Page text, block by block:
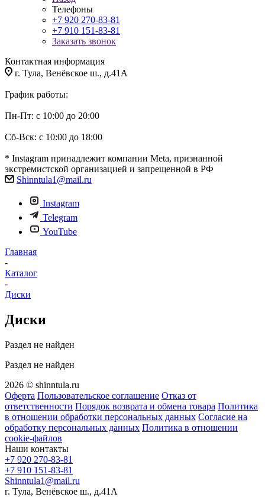
Телефоны
+7 920 270-83-81
+7 910 151-83-81
Заказать звонок
Контактная информация
г. Тула, Венёвское ш., д.41А
График работы:
Пн-Пт: с 10:00 до 20:00
Сб-Вск: с 10:00 до 18:00
* Instagram принадлежит компании Meta, признанной
экстремистской организацией и запрещенной в РФ
Shinntula1@mail.ru
Instagram
Telegram
YouTube
Главная
-
Каталог
-
Диски
Диски
Раздел не найден
Раздел не найден
2026 © shinntula.ru
Оферта Пользовательское соглашение Отказ от
ответственности Порядок возврата и обмена товара Политика
в отношении обработки персональных данных Согласие на
обработку персональных данных Политика в отношении
cookie-файлов
Наши контакты
+7 920 270-83-81
+7 910 151-83-81
Shinntula1@mail.ru
г. Тула, Венёвское ш., д.41А